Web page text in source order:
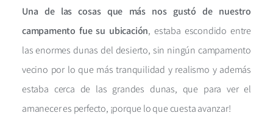
Una de las cosas que más nos gustó de nuestro
campamento fue su ubicación, estaba escondido entre
las enormes dunas del desierto, sin ningún campamento
vecino por lo que más tranquilidad y realismo y además
estaba cerca de las grandes dunas, que para ver el
amanecer es perfecto, ¡porque lo que cuesta avanzar!